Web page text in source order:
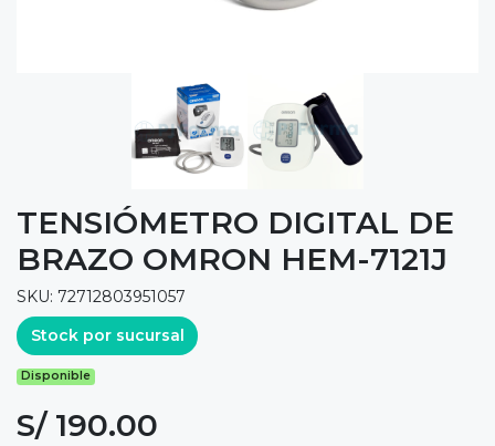
TENSIÓMETRO DIGITAL DE
BRAZO OMRON HEM-7121J
SKU: 72712803951057
Stock por sucursal
Disponible
S/ 190.00